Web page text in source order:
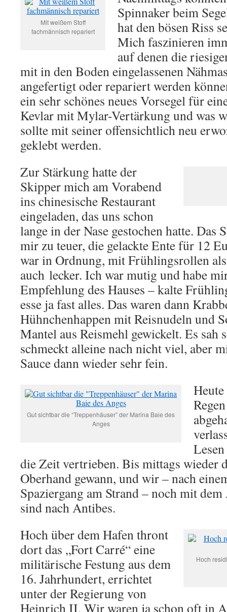
Mit weißem Stoff
fachmännisch repariert
Spinnaker beim
hat den bösen Riss
Mich faszinieren
auf denen die
mit in den Boden eingelassenen
angefertigt oder repariert werden
ein sehr schönes neues Vorsegel für
Kevlar mit Mylar-Vertärkung und was
sollte mit seiner offensichtlich neu
geklebt werden.
Zur Stärkung hatte der
Skipper mich am Vorabend
ins chinesische Restaurant
eingeladen, das uns schon
lange in der Nase gestochen hatte. Das
mir zu teuer, die gelackte Ente für 12
war in Ordnung, mit Frühlingsrollen
auch lecker. Ich war mutig und habe
Empfehlung des Hauses – kalte
esse ja fast alles. Das waren dann
Hühnchenhappen mit Reisnudeln und
Mantel aus Reismehl gewickelt. Es sah
schmeckt alleine nach nicht viel, aber
Sauce dann wieder sehr fein.
Gut sichtbar die “Treppenhäuser” der Marina Baie des
Anges
die Zeit vertrieben. Bis mittags wieder
Oberhand gewann, und wir – nach
Spaziergang am Strand – noch mit
sind nach Antibes.
Hoch
Hoch über dem Hafen thront
dort das „Fort Carré“ eine
militärische Festung aus dem
16. Jahrhundert, errichtet
unter der Regierung von
Heinrich II. Wir waren ja schon oft in